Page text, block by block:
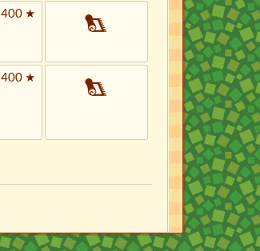
400 ★
400 ★